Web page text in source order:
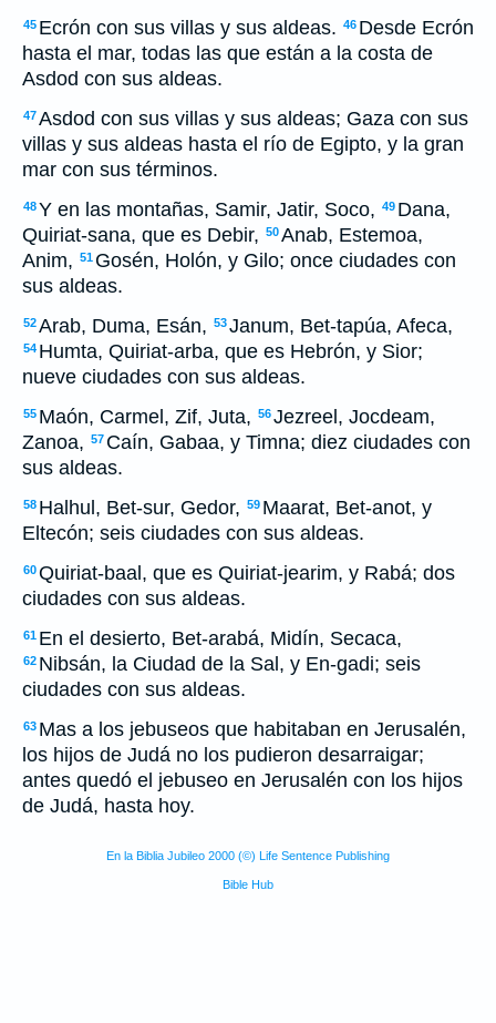
45 Ecrón con sus villas y sus aldeas. 46 Desde Ecrón
hasta el mar, todas las que están a la costa de
Asdod con sus aldeas.
47Asdod con sus villas y sus aldeas; Gaza con sus
villas y sus aldeas hasta el río de Egipto, y la gran
mar con sus términos.
48Y en las montañas, Samir, Jatir, Soco, 49 Dana,
Quiriat-sana, que es Debir, 50Anab, Estemoa,
Anim, 51 Gosén, Holón, y Gilo; once ciudades con
sus aldeas.
52Arab, Duma, Esán, 53Janum, Bet-tapúa, Afeca,
54 Humta, Quiriat-arba, que es Hebrón, y Sior;
nueve ciudades con sus aldeas.
55 Maón, Carmel, Zif, Juta, 56Jezreel, Jocdeam,
Zanoa, 57 Caín, Gabaa, y Timna; diez ciudades con
sus aldeas.
58 Halhul, Bet-sur, Gedor, 59 Maarat, Bet-anot, y
Eltecón; seis ciudades con sus aldeas.
60Quiriat-baal, que es Quiriat-jearim, y Rabá; dos
ciudades con sus aldeas.
61 En el desierto, Bet-arabá, Midín, Secaca,
62 Nibsán, la Ciudad de la Sal, y En-gadi; seis
ciudades con sus aldeas.
63 Mas a los jebuseos que habitaban en Jerusalén,
los hijos de Judá no los pudieron desarraigar;
antes quedó el jebuseo en Jerusalén con los hijos
de Judá, hasta hoy.
En la Biblia Jubileo 2000 (©) Life Sentence Publishing
Bible Hub